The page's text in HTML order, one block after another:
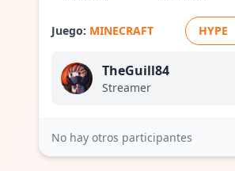
Juego: MINECRAFT HYPE
TheGuill84
Streamer
No hay otros participantes